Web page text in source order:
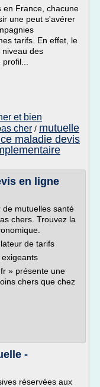
en France, chacune
une peut s'avérer
tarifs. En effet, le
des
et bien
cher / mutuelle
maladie devis
en ligne
de mutuelles santé
chers. Trouvez la
de tarifs
» présente une
chers que chez
-
réservées aux